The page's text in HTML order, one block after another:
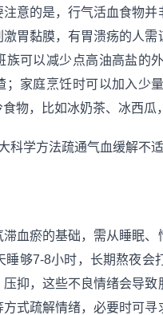
意的是，行气活血食物
胃黏膜，有胃溃疡的人
族可以减少点高油高盐的
；家庭烹饪时可以加入少
物，比如冰奶茶、冰西瓜
血瘀的基础，需从睡眠
睡够7-8小时，长期熬夜
抑，这些不良情绪会导
式疏解情绪，必要时可